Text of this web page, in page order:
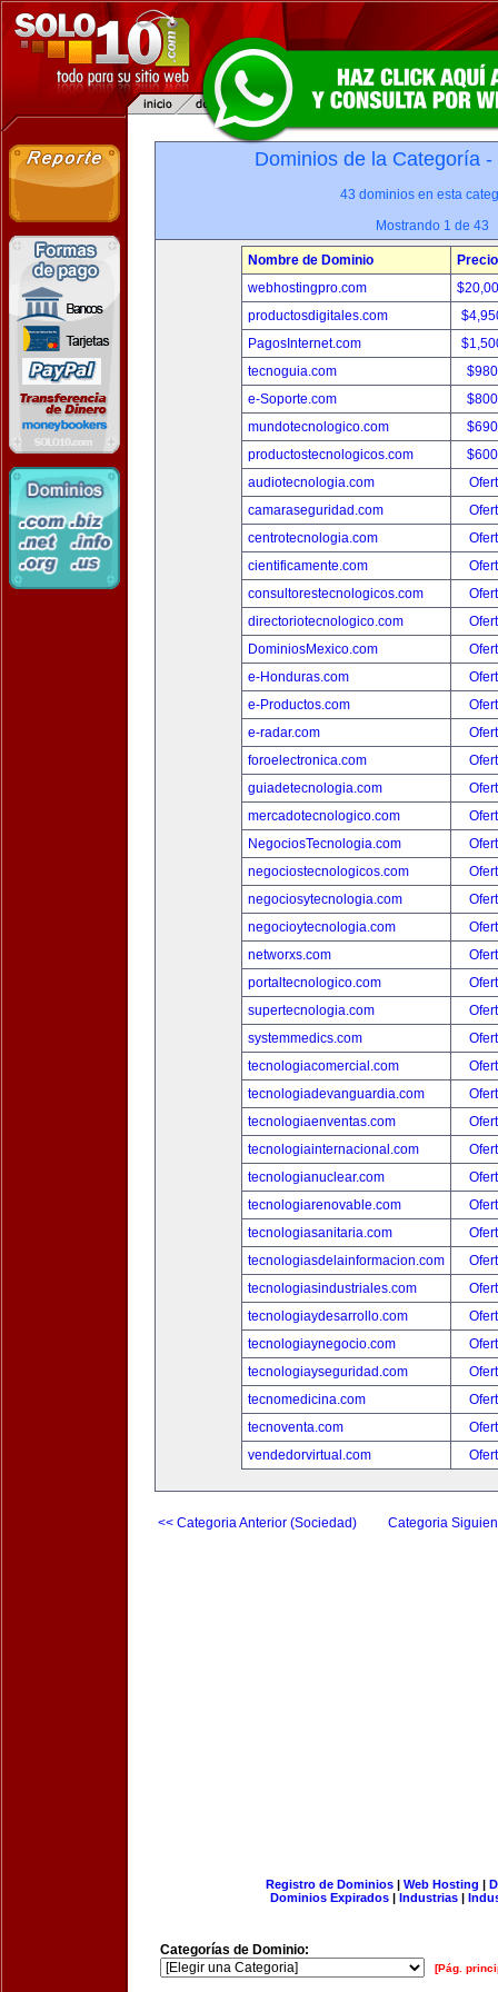
Dominios de la Categoría -
43 dominios en esta
Mostrando 1 de 43
Nombre de Dominio
Precio
webhostingpro.com
productosdigitales.com
PagosInternet.com
tecnoguia.com
e-Soporte.com
mundotecnologico.com
productostecnologicos.com
audiotecnologia.com
camaraseguridad.com
centrotecnologia.com
cientificamente.com
consultorestecnologicos.com
directoriotecnologico.com
DominiosMexico.com
e-Honduras.com
e-Productos.com
e-radar.com
foroelectronica.com
guiadetecnologia.com
mercadotecnologico.com
NegociosTecnologia.com
negociostecnologicos.com
negociosytecnologia.com
negocioytecnologia.com
networxs.com
portaltecnologico.com
supertecnologia.com
systemmedics.com
tecnologiacomercial.com
tecnologiadevanguardia.com
tecnologiaenventas.com
tecnologiainternacional.com
tecnologianuclear.com
tecnologiarenovable.com
tecnologiasanitaria.com
tecnologiasdelainformacion.com
tecnologiasindustriales.com
tecnologiaydesarrollo.com
tecnologiaynegocio.com
tecnologiayseguridad.com
tecnomedicina.com
tecnoventa.com
vendedorvirtual.com
<< Categoria Anterior (Sociedad) Categoria
Registro de Dominios| Web Hosting |
Dominios Expirados | Industrias |
Categorías de Dominio:
[Pág.